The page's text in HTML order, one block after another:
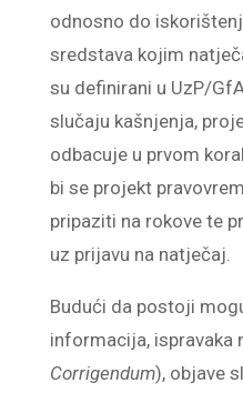
odnosno do
sredstava kojim
su definirani u UzP/
slučaju kašnjenja,
odbacuje u prvom
bi se projekt
pripaziti na rokove te
uz prijavu na natječaj.
Budući da postoji
informacija, ispravaka
Corrigendum), objave